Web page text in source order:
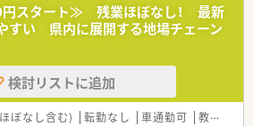
人物像について】
よる募集で、地域の患者様へ有益な情報提供
薬剤師の方を求めております。
ッフが活躍中であり、新卒からベテランまで
ーションが取れる方を歓迎します。
ではの教育制度を活用し、スキルアップや地
欲的な方をお待ちしております。
円スタート≫ 残業ほぼなし！ 最新
すい 県内に展開する地場チェーン
検討リストに追加
ぼなし含む) 転勤なし 車通勤可 教育制度あり